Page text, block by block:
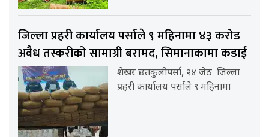
जिल्ला प्रहरी कार्यालय पर्साले ९ महिनामा ४३ करोड
अवैध तस्करीको सामाग्री बरामद, सिमानाकामा कडाई
शेखर छतकुलीपर्सा, २४ जेठ जिल्ला
प्रहरी कार्यालय पर्साले ९ महिनामा